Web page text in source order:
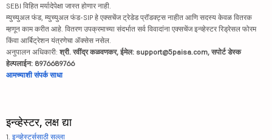
SEBI विहित मर्यादेपेक्षा जास्त होणार नाही.
म्युच्युअल फंड, म्युच्युअल फंड-SIP हे एक्सचेंज ट्रेडेड प्रॉडक्ट्स नाहीत आणि सदस्य केवळ वितरक
म्हणून काम करीत आहे. वितरण उपक्रमाच्या संदर्भात सर्व विवादांना एक्सचेंज इन्व्हेस्टर रिड्रेसल फोरम
किंवा आर्बिट्रेशन यंत्रणेचा ॲक्सेस नसेल.
अनुपालन अधिकारी: श्री. रवींद्र कळवणकर, ईमेल: support@5paisa.com, सपोर्ट डेस्क
हेल्पलाईन: 8976689766
आमच्याशी संपर्क साधा
इन्व्हेस्टर, लक्ष द्या
1. इन्व्हेस्टर्ससाठी सल्ला